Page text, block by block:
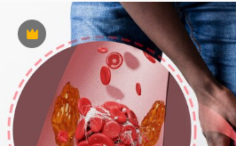
Премиум